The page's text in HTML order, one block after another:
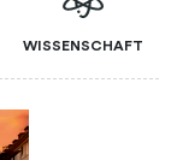
WISSENSCHAFT